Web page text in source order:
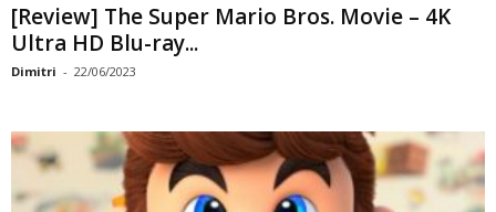
[Review] The Super Mario Bros. Movie – 4K
Ultra HD Blu-ray...
Dimitri - 22/06/2023